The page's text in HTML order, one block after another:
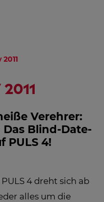
Verehrer:
Das Blind-Date-
PULS 4!
4 dreht sich ab
alles um die